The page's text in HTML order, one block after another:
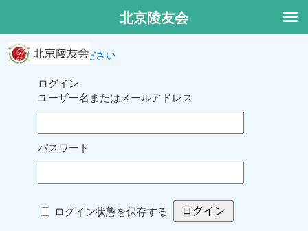
ログインしてください
ログイン
ユーザー名またはメールアドレス
パスワード
ログイン状態を保存する
北京陵友会